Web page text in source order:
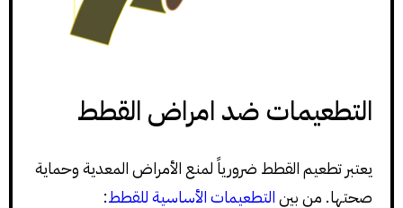
التطعيمات ضد امراض القطط
يعتبر تطعيم القطط ضرورياً لمنع الأمراض المعدية وحماية
صحتها. من بينالتطعيمات الأساسية للقطط: